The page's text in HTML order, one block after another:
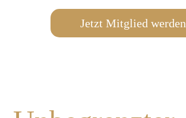
Jetzt Mitglied werden